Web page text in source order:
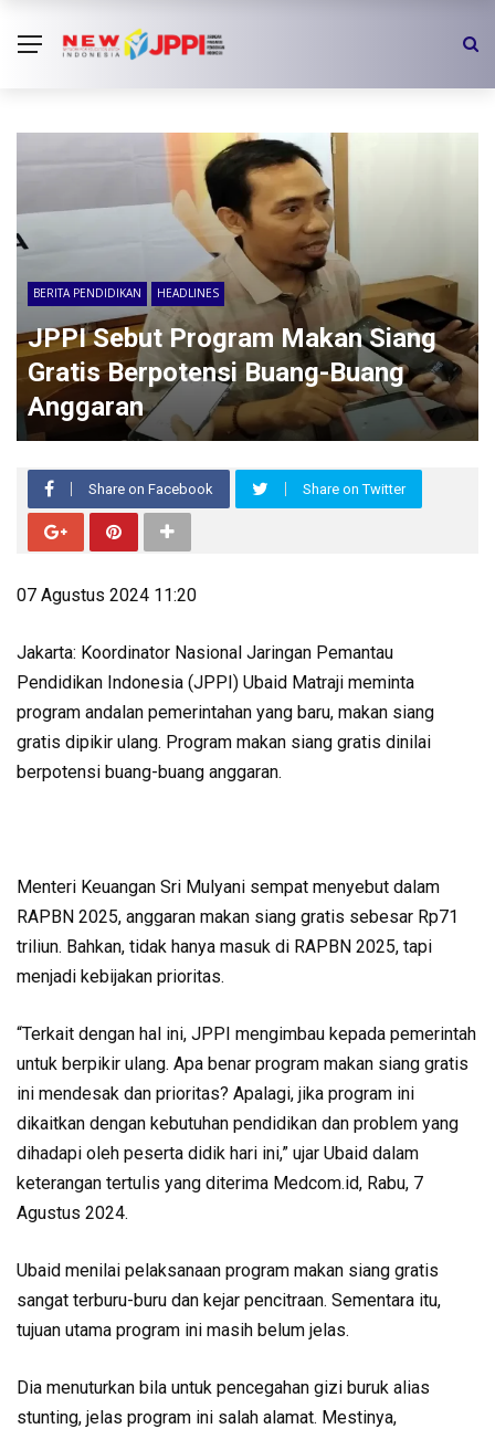
BERITA PENDIDIKAN HEADLINES
JPPI Sebut Program Makan Siang
Gratis Berpotensi Buang-Buang
Anggaran
Share on Facebook Share on Twitter
07 Agustus 2024 11:20
Jakarta: Koordinator Nasional Jaringan Pemantau
Pendidikan Indonesia (JPPI) Ubaid Matraji meminta
program andalan pemerintahan yang baru, makan siang
gratis dipikir ulang. Program makan siang gratis dinilai
berpotensi buang-buang anggaran.
Menteri Keuangan Sri Mulyani sempat menyebut dalam
RAPBN 2025, anggaran makan siang gratis sebesar Rp71
triliun. Bahkan, tidak hanya masuk di RAPBN 2025, tapi
menjadi kebijakan prioritas.
“Terkait dengan hal ini, JPPI mengimbau kepada pemerintah
untuk berpikir ulang. Apa benar program makan siang gratis
ini mendesak dan prioritas? Apalagi, jika program ini
dikaitkan dengan kebutuhan pendidikan dan problem yang
dihadapi oleh peserta didik hari ini,” ujar Ubaid dalam
keterangan tertulis yang diterima Medcom.id, Rabu, 7
Agustus 2024.
Ubaid menilai pelaksanaan program makan siang gratis
sangat terburu-buru dan kejar pencitraan. Sementara itu,
tujuan utama program ini masih belum jelas.
Dia menuturkan bila untuk pencegahan gizi buruk alias
stunting, jelas program ini salah alamat. Mestinya,